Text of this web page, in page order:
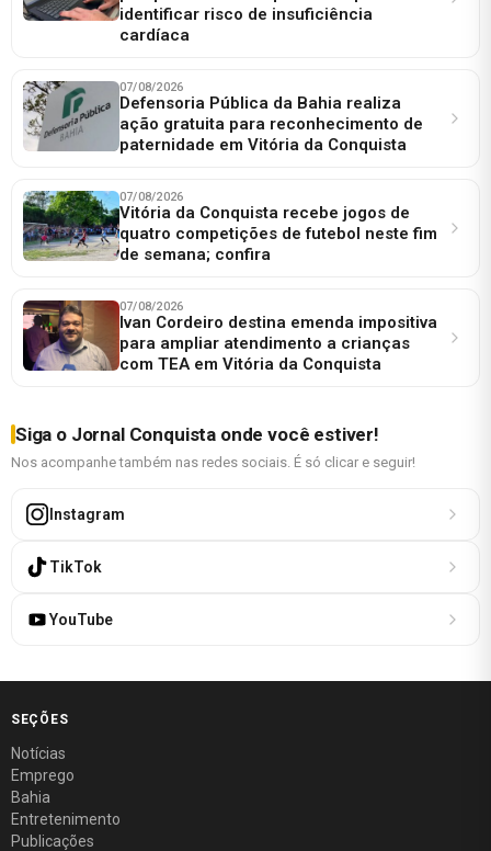
identificar risco de insuficiência
cardíaca
07/08/2026
Defensoria Pública da Bahia realiza
ação gratuita para reconhecimento de
paternidade em Vitória da Conquista
07/08/2026
Vitória da Conquista recebe jogos de
quatro competições de futebol neste fim
de semana; confira
07/08/2026
Ivan Cordeiro destina emenda impositiva
para ampliar atendimento a crianças
com TEA em Vitória da Conquista
Siga o Jornal Conquista onde você estiver!
Nos acompanhe também nas redes sociais. É só clicar e seguir!
Instagram
TikTok
YouTube
SEÇÕES
Notícias
Emprego
Bahia
Entretenimento
Publicações